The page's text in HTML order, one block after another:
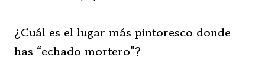
¿Cuál es el lugar más pintoresco donde
has “echado mortero”?